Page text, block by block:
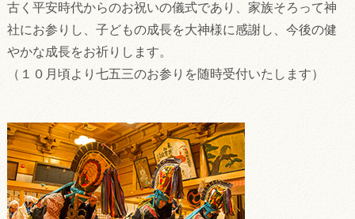
古く平安時代からのお祝いの儀式であり、家族そろって神
社にお参りし、子どもの成長を大神様に感謝し、今後の健
やかな成長をお祈りします。
（１０月頃より七五三のお参りを随時受付いたします）